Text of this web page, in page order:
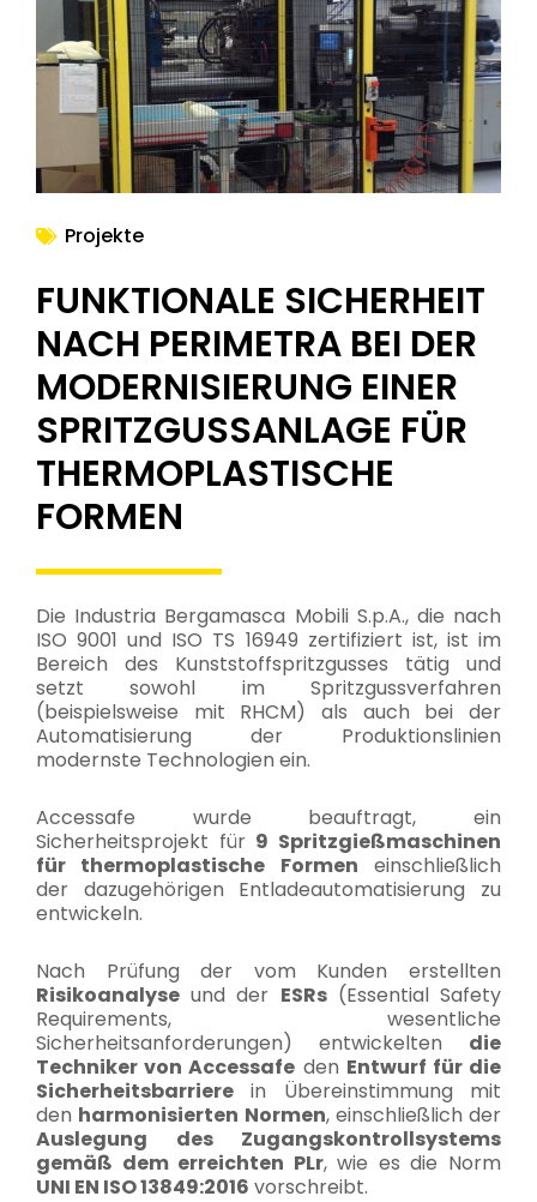
Projekte
FUNKTIONALE SICHERHEIT
NACH PERIMETRA BEI DER
MODERNISIERUNG EINER
SPRITZGUSSANLAGE FÜR
THERMOPLASTISCHE
FORMEN
Die Industria Bergamasca Mobili S.p.A., die nach
ISO 9001 und ISO TS 16949 zertifiziert ist, ist im
Bereich des Kunststoffspritzgusses tätig und
setzt sowohl im Spritzgussverfahren
(beispielsweise mit RHCM) als auch bei der
Automatisierung der Produktionslinien
modernste Technologien ein.
Accessafe wurde beauftragt, ein
Sicherheitsprojekt für 9 Spritzgießmaschinen
für thermoplastische Formen einschließlich
der dazugehörigen Entladeautomatisierung zu
entwickeln.
Nach Prüfung der vom Kunden erstellten
Risikoanalyse und der ESRs(Essential Safety
Requirements, wesentliche
Sicherheitsanforderungen) entwickelten die
Techniker von Accessafe den Entwurf für die
Sicherheitsbarriere in Übereinstimmung mit
den harmonisierten Normen, einschließlich der
Auslegung des Zugangskontrollsystems
gemäß dem erreichten PLr, wie es die Norm
UNI EN ISO 13849:2016 vorschreibt.